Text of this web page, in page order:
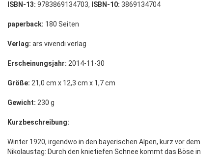
ISBN-13: 9783869134703, ISBN-10: 3869134704
paperback: 180 Seiten
Verlag: ars vivendi verlag
Erscheinungsjahr: 2014-11-30
Größe: 21,0 cm x 12,3 cm x 1,7 cm
Gewicht: 230 g
Kurzbeschreibung:
Winter 1920, irgendwo in den bayerischen Alpen, kurz vor dem
Nikolaustag: Durch den knietiefen Schnee kommt das Böse in